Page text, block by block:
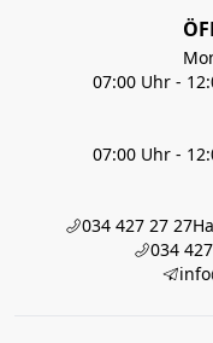
07:00 Uhr -
07:00 Uhr -
034 427 27 27
034